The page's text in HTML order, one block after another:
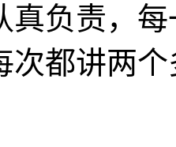
真负责，
次都讲两